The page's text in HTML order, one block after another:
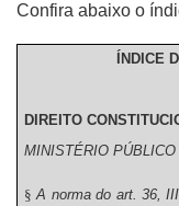
Confira abaixo o
ÍNDICE
DIREITO
MINISTÉRIO PÚBLICO
§ A norma do art. 36,